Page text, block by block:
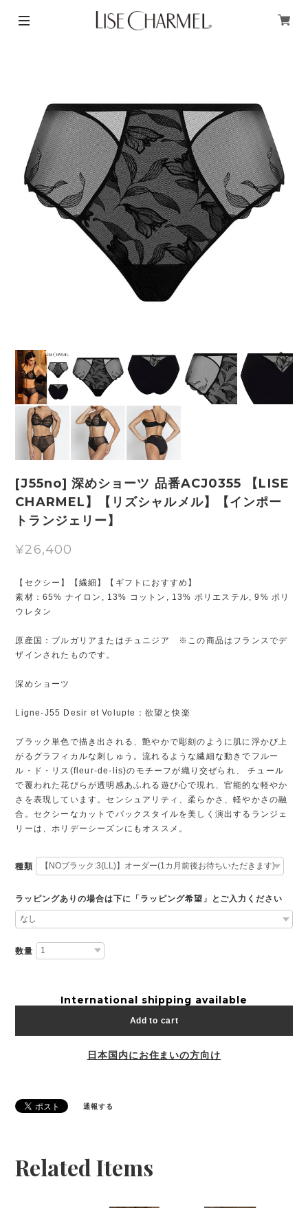
[J55no] 深めショーツ 品番ACJ0355 【LISE
CHARMEL】【リズシャルメル】【インポー
トランジェリー】
¥26,400
【セクシー】【繊細】【ギフトにおすすめ】
素材：65% ナイロン, 13% コットン, 13% ポリエステル, 9% ポリ
ウレタン
原産国：ブルガリアまたはチュニジア ※この商品はフランスでデ
ザインされたものです。
深めショーツ
Ligne-J55 Desir et Volupte：欲望と快楽
ブラック単色で描き出される、艶やかで彫刻のように肌に浮かび上
がるグラフィカルな刺しゅう。流れるような繊細な動きでフルー
ル・ド・リス(fleur-de-lis)のモチーフが織り交ぜられ、 チュール
で覆われた花びらが透明感あふれる遊び心で現れ、官能的な軽やか
さを表現しています。センシュアリティ、柔らかさ、軽やかさの融
合。セクシーなカットでバックスタイルを美しく演出するランジェ
リーは、ホリデーシーズンにもオススメ。
種類
ラッピングありの場合は下に「ラッピング希望」とご入力ください
数量
International shipping available
Add to cart
日本国内にお住まいの方向け
通報する
Related Items